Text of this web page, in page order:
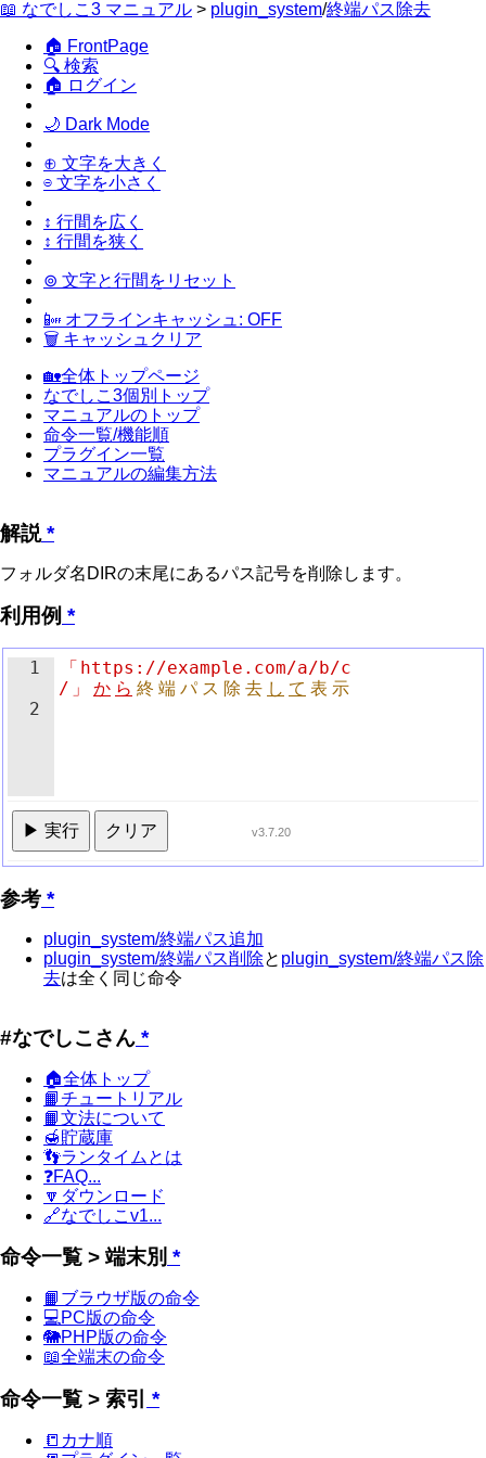
📖 なでしこ3 マニュアル > plugin_system/終端パス除去
🏠 FrontPage
🔍 検索
🏠 ログイン
🌙 Dark Mode
⊕ 文字を大きく
⊖ 文字を小さく
↕ 行間を広く
↕ 行間を狭く
⊚ 文字と行間をリセット
📴 オフラインキャッシュ: OFF
🗑 キャッシュクリア
🏡全体トップページ
なでしこ3個別トップ
マニュアルのトップ
命令一覧/機能順
プラグイン一覧
マニュアルの編集方法
解説*
フォルダ名DIRの末尾にあるパス記号を削除します。
利用例 *
1
2
「 https://example.com/a/b/c
/ 」 か ら 終 端 パ ス 除 去 し て 表 示
▶ 実行 クリア v3.7.20
参考 *
plugin_system/終端パス追加
plugin_system/終端パス削除と plugin_system/終端パス除
去は全く同じ命令
#なでしこさん *
🏠全体トップ
📙チュートリアル
📙文法について
🍯貯蔵庫
👣ランタイムとは
❓FAQ...
🔽ダウンロード
🔗なでしこv1...
命令一覧 > 端末別 *
📙ブラウザ版の命令
💻PC版の命令
🐘PHP版の命令
📖全端末の命令
命令一覧 > 索引 *
📒カナ順